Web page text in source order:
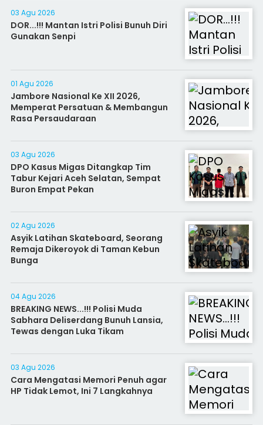
03 Agu 2026
DOR...!!! Mantan Istri Polisi Bunuh Diri
Gunakan Senpi
01 Agu 2026
Jambore Nasional Ke XII 2026,
Memperat Persatuan & Membangun
Rasa Persaudaraan
03 Agu 2026
DPO Kasus Migas Ditangkap Tim
Tabur Kejari Aceh Selatan, Sempat
Buron Empat Pekan
02 Agu 2026
Asyik Latihan Skateboard, Seorang
Remaja Dikeroyok di Taman Kebun
Bunga
04 Agu 2026
BREAKING NEWS...!!! Polisi Muda
Sabhara Deliserdang Bunuh Lansia,
Tewas dengan Luka Tikam
03 Agu 2026
Cara Mengatasi Memori Penuh agar
HP Tidak Lemot, Ini 7 Langkahnya